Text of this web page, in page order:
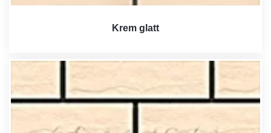
Krem glatt